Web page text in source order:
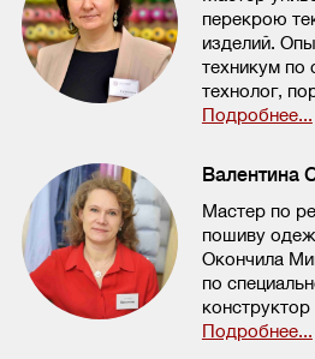
перекрою
изделий.
техникум по
технолог,
Подробнее...
Валентина
Мастер по
пошиву
Окончила
по
Подробнее...